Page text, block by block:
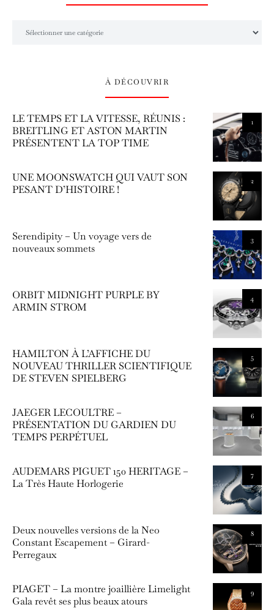
À DÉCOUVRIR
1
LE TEMPS ET LA VITESSE, RÉUNIS :
BREITLING ET ASTON MARTIN
PRÉSENTENT LA TOP TIME
2
UNE MOONSWATCH QUI VAUT SON
PESANT D’HISTOIRE !
3
Serendipity – Un voyage vers de
nouveaux sommets
4
ORBIT MIDNIGHT PURPLE BY
ARMIN STROM
5
HAMILTON À L’AFFICHE DU
NOUVEAU THRILLER SCIENTIFIQUE
DE STEVEN SPIELBERG
6
JAEGER LECOULTRE –
PRÉSENTATION DU GARDIEN DU
TEMPS PERPÉTUEL
7
AUDEMARS PIGUET 150 HERITAGE –
La Très Haute Horlogerie
8
Deux nouvelles versions de la Neo
Constant Escapement – Girard-
Perregaux
9
PIAGET – La montre joaillière Limelight
Gala revêt ses plus beaux atours